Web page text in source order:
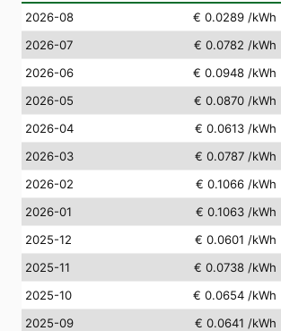
2026-08 € 0.0289 /kWh
2026-07
€ 0.0782 /kWh
2026-06
€ 0.0948 /kWh
2026-05
€ 0.0870 /kWh
2026-04
€ 0.0613 /kWh
2026-03
€ 0.0787 /kWh
2026-02
€ 0.1066 /kWh
2026-01
€ 0.1063 /kWh
2025-12
€ 0.0601 /kWh
2025-11
€ 0.0738 /kWh
2025-10
€ 0.0654 /kWh
2025-09
€ 0.0641 /kWh